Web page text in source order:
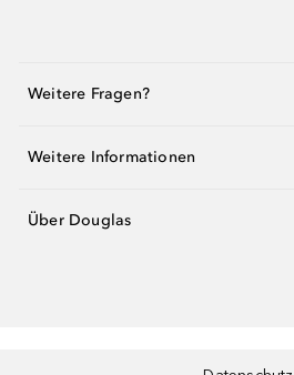
Weitere Fragen?
Weitere Informationen
Über Douglas